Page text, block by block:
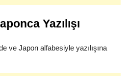
Yazılışı
ve Japon alfabesiyle yazılışına